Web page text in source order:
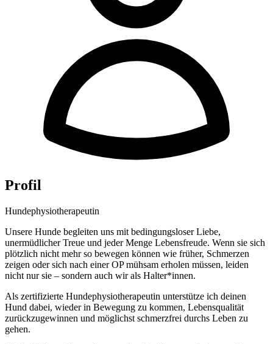
Profil
Hundephysiotherapeutin
Unsere Hunde begleiten uns mit bedingungsloser Liebe,
unermüdlicher Treue und jeder Menge Lebensfreude. Wenn sie sich
plötzlich nicht mehr so bewegen können wie früher, Schmerzen
zeigen oder sich nach einer OP mühsam erholen müssen, leiden
nicht nur sie – sondern auch wir als Halter*innen.
Als zertifizierte Hundephysiotherapeutin unterstütze ich deinen
Hund dabei, wieder in Bewegung zu kommen, Lebensqualität
zurückzugewinnen und möglichst schmerzfrei durchs Leben zu
gehen.